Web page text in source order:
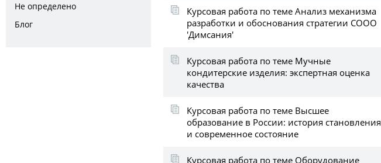
Не определено
Блог
Курсовая работа по теме Анализ механизма
разработки и обоснования стратегии COOO
'Димсания'
Курсовая работа по теме Мучные
кондитерские изделия: экспертная оценка
качества
Курсовая работа по теме Высшее
образование в России: история становления
и современное состояние
Курсовая работа по теме Оборудование